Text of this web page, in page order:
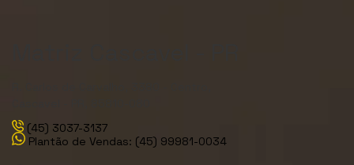
(45) 3037-3137
Plantão de Vendas: (45) 99981-0034